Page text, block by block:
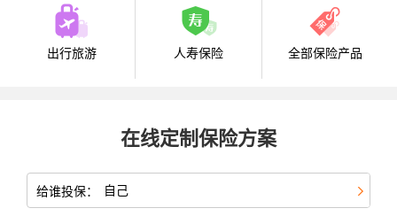
出行旅游 人寿保险 全部保险产品
在线定制保险方案
给谁投保：